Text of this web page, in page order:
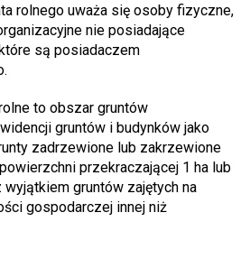
rolnego uważa się osoby fizyczne,
nie posiadające
są posiadaczem
to obszar gruntów
gruntów i budynków jako
zadrzewione lub zakrzewione
przekraczającej 1 ha lub
gruntów zajętych na
gospodarczej innej niż